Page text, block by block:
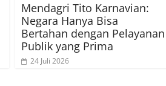
Mendagri Tito Karnavian:
Negara Hanya Bisa
Bertahan dengan Pelayanan
Publik yang Prima
24 Juli 2026